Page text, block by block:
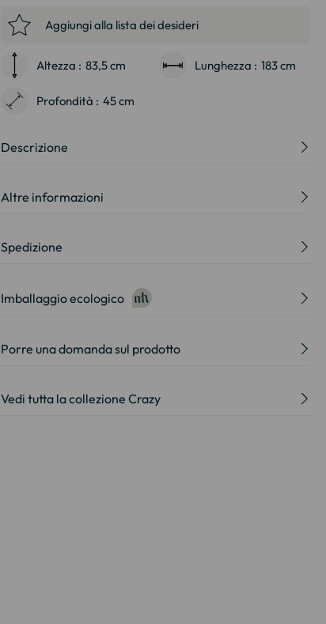
Aggiungi alla lista dei desideri
Altezza : 83,5 cm Lunghezza : 183 cm
Profondità : 45 cm
Descrizione
Altre informazioni
Spedizione
Imballaggio ecologico
Porre una domanda sul prodotto
Vedi tutta la collezione Crazy